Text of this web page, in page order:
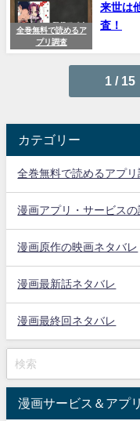
全巻無料で読めるア
プリ調査
来世は
査！
1 / 15
カテゴリー
全巻無料で読めるアプリ
漫画アプリ・サービスの
漫画原作の映画ネタバレ
漫画最新話ネタバレ
漫画最終回ネタバレ
漫画サービス＆アプ